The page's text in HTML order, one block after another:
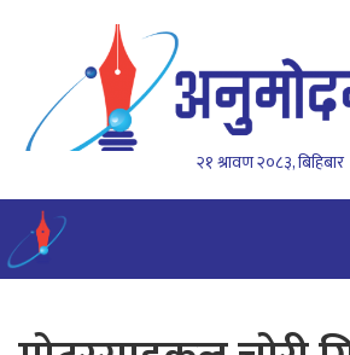
२१ श्रावण २०८३, बिहिबार